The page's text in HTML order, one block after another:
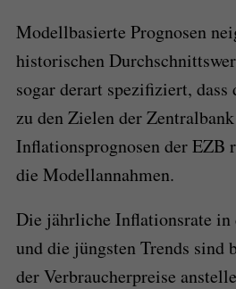
Modellbasierte Prognosen
historischen
sogar derart spezifiziert,
zu den Zielen der
Inflationsprognosen der
die Modellannahmen.
Die jährliche Inflationsrate in
und die jüngsten Trends sind
der Verbraucherpreise